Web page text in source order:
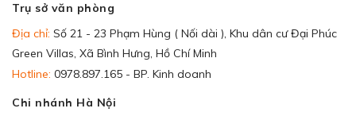
Trụ sở văn phòng
Địa chỉ: Số 21 - 23 Phạm Hùng ( Nối dài ), Khu dân cư Đại Phúc
Green Villas, Xã Bình Hưng, Hồ Chí Minh
Hotline: 0978.897.165 - BP. Kinh doanh
Chi nhánh Hà Nội